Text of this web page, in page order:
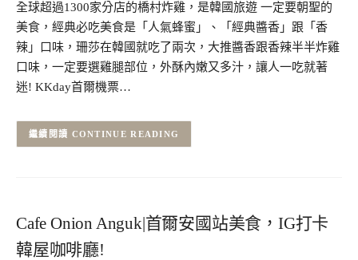
全球超過1300家分店的橋村炸雞，是韓國旅遊 一定要朝聖的
美食，經典必吃美食是「人氣蜂蜜」、「經典醬香」跟「香
辣」口味，珊莎在韓國就吃了兩次，大推醬香跟香辣半半炸雞
口味，一定要選雞腿部位，外酥內嫩又多汁，讓人一吃就著
迷! KKday首爾機票…
CONTINUE READING
Cafe Onion Anguk|首爾安國站美食，IG打卡
韓屋咖啡廳!